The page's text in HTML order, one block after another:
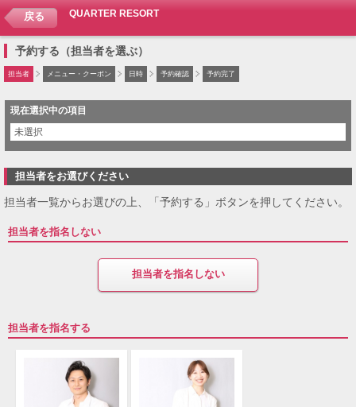
戻る QUARTER RESORT
予約する（担当者を選ぶ）
担当者 メニュー・クーポン 日時 予約確認 予約完了
現在選択中の項目
未選択
担当者をお選びください
担当者一覧からお選びの上、「予約する」ボタンを押してください。
担当者を指名しない
担当者を指名しない
担当者を指名する